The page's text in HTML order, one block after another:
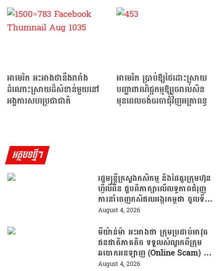
ដោយ
អាមេរិក អះអាងថានឹងរារាំង
ដំណោះស្រាយដ៏សំខាន់មួយនៅ
អង្គការសហប្រជាជាតិ
អាមេរិក ប្រាប់ឱ្យថៃដោះស្រាយ
បញ្ហាពាណិជ្ជកម្មឱ្យរួចរាល់សិន
មុនពេលចង់ចរចាជុំវិញអត្រាពន្ធ
អត្ថបទថ្មីៗ
រដ្ឋមន្រ្តីក្រសួងកសិកម្ម និងដៃគូរក្រុមហ៊ុន
ហ្វីលីពីន ជួបពិភាក្សាលើលទ្ធភាពជំរុញ
ការនាំចេញកសិផលអង្ករកម្ពុជា ចូលទី
ផ្សារហ្វីលីពីន
August 4, 2026
មីយ៉ាន់ម៉ា អះអាងថា ក្រុមប្រដាប់អាវុធ
ជនជាតិភាគតិច ទទួលសំណូកពីក្រុម
ឆបោកអនឡាញ (Online Scam) ជា
ថ្នូរនឹងការជួយរត់ចូលប្រទេសថៃ!
August 4, 2026